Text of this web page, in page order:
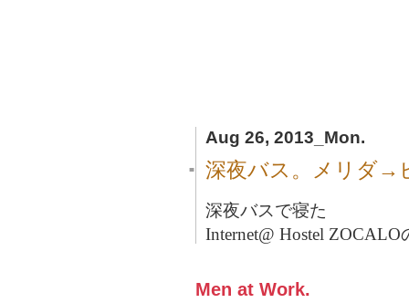
Aug 26, 2013_Mon.
■ 深夜バス。メリダ→
深夜バスで寝た
Internet@ Hostel
Men at Work.